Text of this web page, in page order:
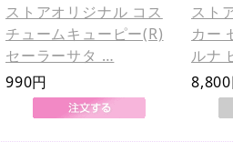
ストアオリジナル コス
チュームキューピー(R)
セーラーサタ …
990円
スト
カー
ルナ
8,800